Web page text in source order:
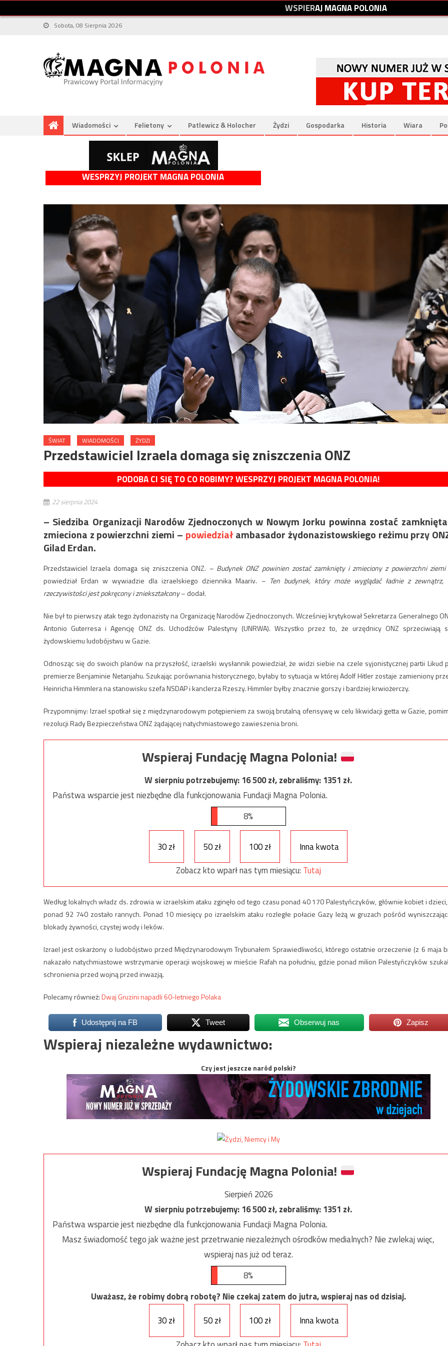
WSPIERAJMAGNAPOLONIA
Sobota, 08 Sierpnia 2026
Wiadomości Felietony Patlewicz & Holocher Żydzi Gospodarka Historia Wiara
WESPRZYJ PROJEKT MAGNA POLONIA
ŚWIAT WIADOMOŚCI ŻYDZI
Przedstawiciel Izraela domaga się zniszczenia ONZ
PODOBA CI SIĘ TO CO ROBIMY? WESPRZYJ PROJEKT MAGNA POLONIA!
22 sierpnia 2024
– Siedziba Organizacji Narodów Zjednoczonych w Nowym Jorku powinna zostać
zmieciona z powierzchni ziemi – powiedziałambasador żydonazistowskiego reżimu przy
Gilad Erdan.
Przedstawiciel Izraela domaga się zniszczenia ONZ. – Budynek ONZ powinien zostać zamknięty i zmieciony z powierzchni ziemi
powiedział Erdan w wywiadzie dla izraelskiego dziennika Maariv. – Ten budynek, który może wyglądać ładnie z zewnątrz,
rzeczywistości jest pokręcony i zniekształcony– dodał.
Nie był to pierwszy atak tego żydonazisty na Organizację Narodów Zjednoczonych. Wcześniej krytykował Sekretarza Generalnego
Antonio Guterresa i Agencję ONZ ds. Uchodźców Palestyny ​​(UNRWA). Wszystko przez to, że urzędnicy ONZ sprzeciwiają
żydowskiemu ludobójstwu w Gazie.
Odnosząc się do swoich planów na przyszłość, izraelski wysłannik powiedział, że widzi siebie na czele syjonistycznej partii Likud
premierze Benjaminie Netanjahu. Szukając porównania historycznego, byłaby to sytuacja w której Adolf Hitler zostaje zamieniony
Heinricha Himmlera na stanowisku szefa NSDAP i kanclerza Rzeszy. Himmler byłby znacznie gorszy i bardziej krwiożerczy.
Przypomnijmy: Izrael spotkał się z międzynarodowym potępieniem za swoją brutalną ofensywę w celu likwidacji getta w Gazie,
rezolucji Rady Bezpieczeństwa ONZ żądającej natychmiastowego zawieszenia broni.
Wspieraj Fundację Magna Polonia!
W sierpniu potrzebujemy:16 500zł, zebraliśmy:1351 zł.
Państwa wsparcie jest niezbędne dla funkcjonowania Fundacji Magna Polonia.
8%
30 zł 50 zł 100 zł
Inna kwota
Zobacz kto wparł nas tym miesiącu: Tutaj
Według lokalnych władz ds. zdrowia w izraelskim ataku zginęło od tego czasu ponad 40 170 Palestyńczyków, głównie kobiet i
ponad 92 740 zostało rannych. Ponad 10 miesięcy po izraelskim ataku rozległe połacie Gazy leżą w gruzach pośród
blokady żywności, czystej wody i leków.
Izrael jest oskarżony o ludobójstwo przed Międzynarodowym Trybunałem Sprawiedliwości, którego ostatnie orzeczenie (z 6 maja
nakazało natychmiastowe wstrzymanie operacji wojskowej w mieście Rafah na południu, gdzie ponad milion Palestyńczyków
schronienia przed wojną przed inwazją.
Polecamy również:Dwaj Gruzini napadli 60-letniego Polaka
Udostępnij na FB Tweet Obserwuj nas Zapisz
Wspieraj niezależne wydawnictwo:
Czy jest jeszcze naród polski?
Wspieraj Fundację Magna Polonia!
Sierpień 2026
W sierpniu potrzebujemy:16 500zł, zebraliśmy:1351 zł.
Państwa wsparcie jest niezbędne dla funkcjonowania Fundacji Magna Polonia.
Masz świadomość tego jak ważne jest przetrwanie niezależnych ośrodków medialnych? Nie zwlekaj więc,
wspieraj nas już od teraz.
8%
Uważasz, że robimy dobrą robotę? Nie czekaj zatem do jutra, wspieraj nas od dzisiaj.
30 zł
50 zł 100 zł
Inna kwota